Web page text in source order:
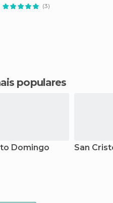
(3)
populares
Domingo San